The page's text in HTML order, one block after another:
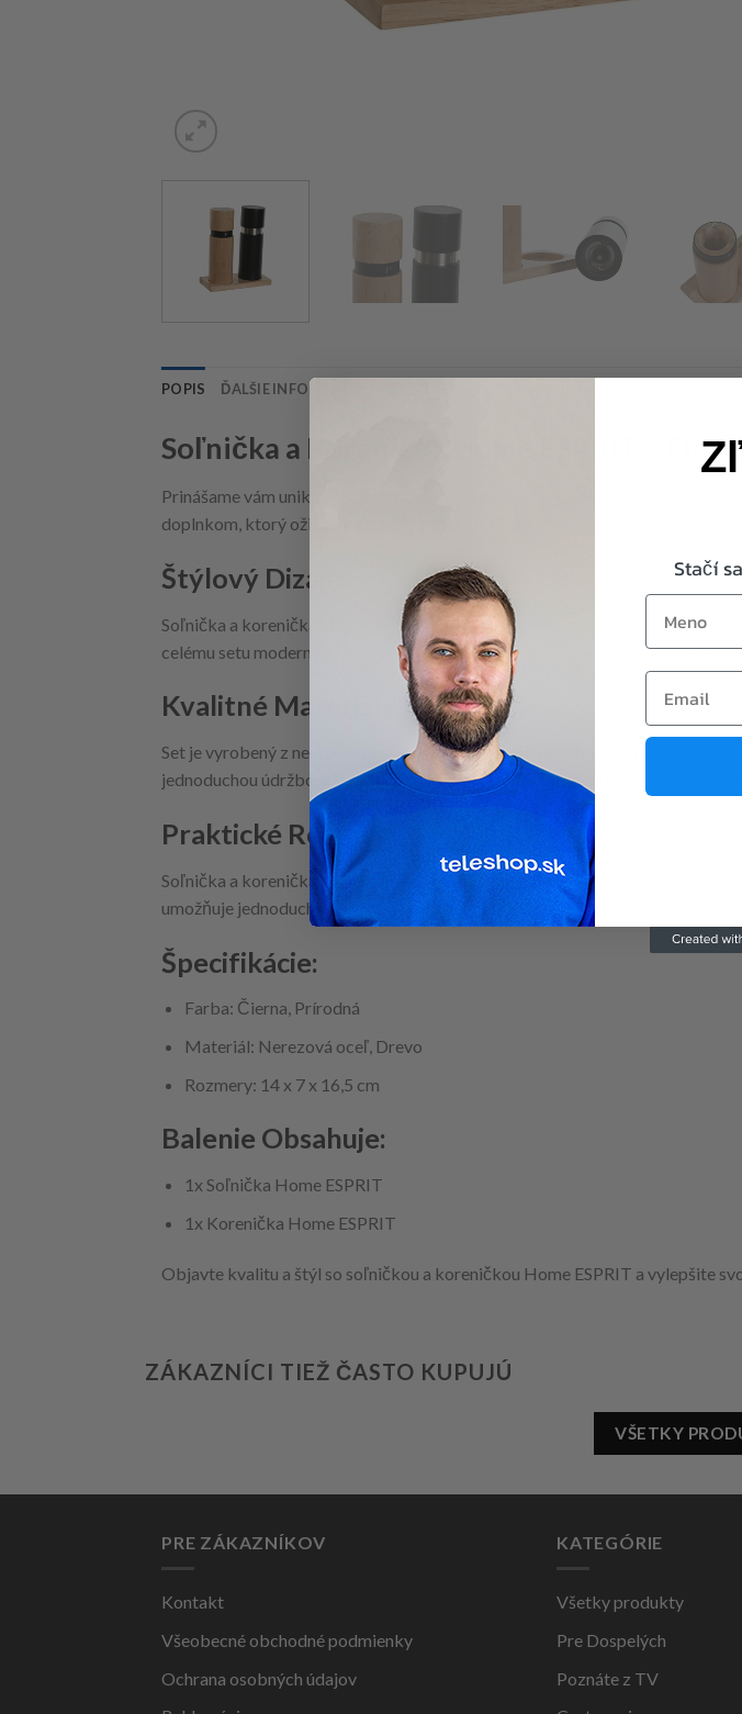
POPIS ĎALŠIE INFORMÁCIE
Soľnička a Korenička Home ESPRIT –
Prinášame vám unikátny set soľničky a koreničky značky Home ESPRIT,
doplnkom, ktorý oživí váš stôl. Tento set je vyrobený z kvalitných materiálov,
Štýlový Dizajn
Soľnička a korenička Home ESPRIT sú navrhnuté v elegantnej čiernej
celému setu moderný a zároveň prírodný vzhľad, ktorý sa hodí do každej
Kvalitné Materiály
Set je vyrobený z nerezovej ocele a dreva, čo zaručuje jeho vysokú
jednoduchou údržbou, zatiaľ čo drevo dodáva produktu prírodný vzhľad a
Praktické Rozmery
Soľnička a korenička majú rozmery 14 x 7 x 16,5 cm, čo je ideálna veľkosť
umožňuje jednoduché skladovanie a prenášanie.
Špecifikácie:
Farba: Čierna, Prírodná
Materiál: Nerezová oceľ, Drevo
Rozmery: 14 x 7 x 16,5 cm
Balenie Obsahuje:
1x Soľnička Home ESPRIT
1x Korenička Home ESPRIT
Objavte kvalitu a štýl so soľničkou a koreničkou Home ESPRIT a vylepšite
ZÁKAZNÍCI TIEŽ ČASTO KUPUJÚ
VŠETKY
PRE ZÁKAZNÍKOV
Kontakt
Všeobecné obchodné podmienky
Ochrana osobných údajov
KATEGÓRIE
Všetky produkty
Pre Dospelých
Poznáte z TV
Stačí
first-name
Email